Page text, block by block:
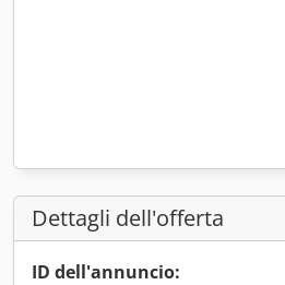
Dettagli dell'offerta
ID dell'annuncio: